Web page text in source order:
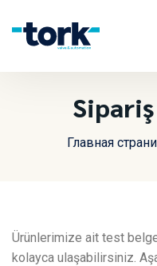
Главная
Ürünlerimize ait test
kolayca ulaşabilirsiniz.